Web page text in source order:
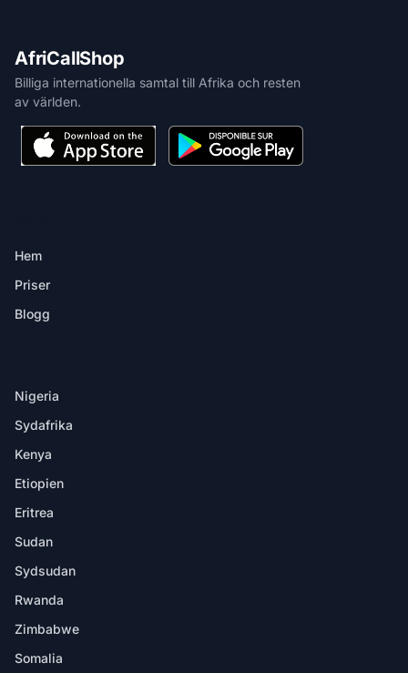
AfriCallShop
Billiga internationella samtal till Afrika och resten
av världen.
Hem
Priser
Blogg
Nigeria
Sydafrika
Kenya
Etiopien
Eritrea
Sudan
Sydsudan
Rwanda
Zimbabwe
Somalia